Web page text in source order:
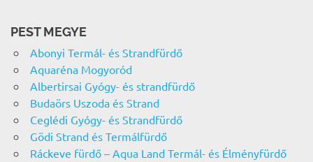
PEST MEGYE
Abonyi Termál- és Strandfürdő
Aquaréna Mogyoród
Albertirsai Gyógy- és strandfürdő
Budaörs Uszoda és Strand
Ceglédi Gyógy- és Strandfürdő
Gödi Strand és Termálfürdő
Ráckeve fürdő – Aqua Land Termál- és Élményfürdő